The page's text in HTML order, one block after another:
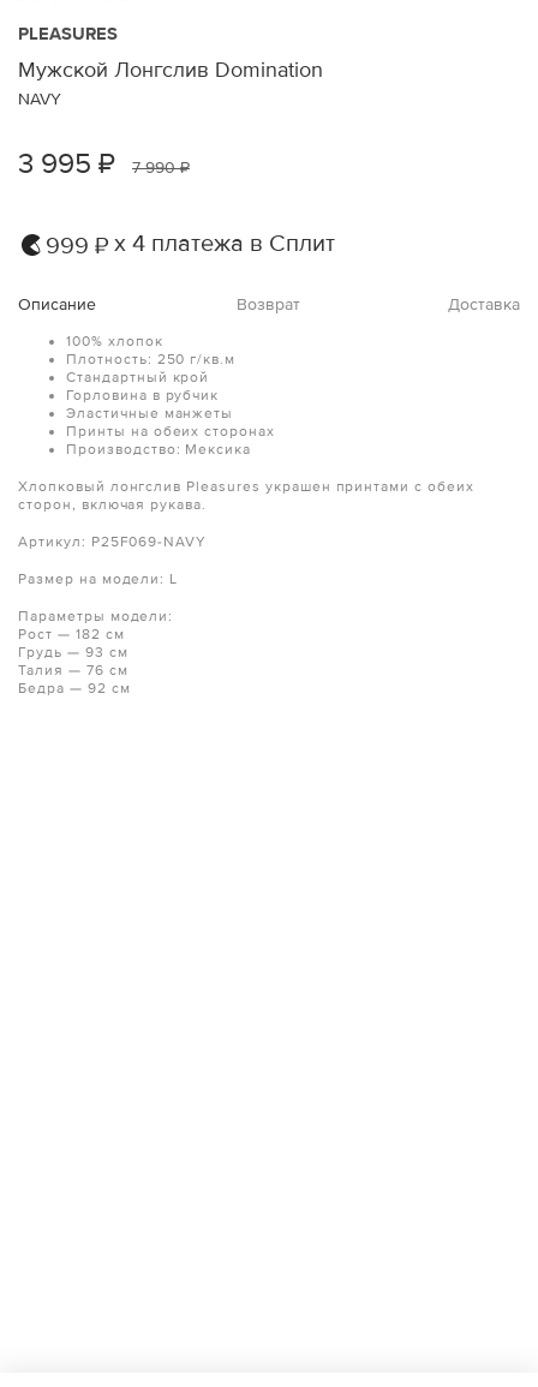
PLEASURES
Мужской Лонгслив Domination
NAVY
3 995 ₽ 7 990 ₽
999 ₽ х 4 платежа в Сплит
Описание Возврат Доставка
100% хлопок
Плотность: 250 г/кв.м
Стандартный крой
Горловина в рубчик
Эластичные манжеты
Принты на обеих сторонах
Производство: Мексика
Хлопковый лонгслив Pleasures украшен принтами с обеих
сторон, включая рукава.
Артикул: P25F069-NAVY
Размер на модели: L
Параметры модели:
Рост — 182 см
Грудь — 93 см
Талия — 76 см
Бедра — 92 см